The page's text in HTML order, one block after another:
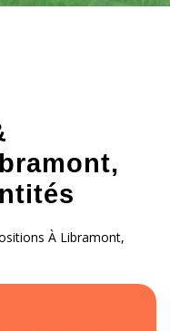
À Libramont,